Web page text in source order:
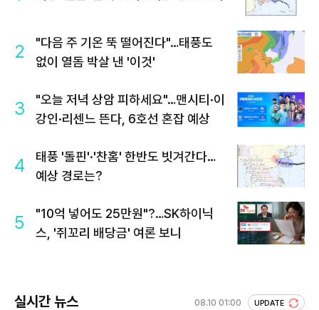
2
"다음 주 기온 뚝 떨어진다"…태풍도
없이 열돔 박살 낸 '이것'
3
"오늘 저녁 상암 피하세요"…맨시티·이
강인·리센느 뜬다, 6호선 혼잡 예상
4
태풍 '돌핀'·'찬홈' 한반도 빗겨간다…
예상 경로는?
5
"10억 넣어도 25만원"?…SK하이닉
스, '쥐꼬리 배당금' 여론 보니
실시간 뉴스 08.10 01:00 UPDATE